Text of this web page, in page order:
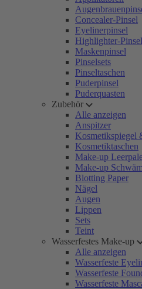
Concealer-Pinsel
Eyelinerpinsel
Highlighter-Pinsel
Maskenpinsel
Pinselsets
Pinseltaschen
Puderpinsel
Puderquasten
Zubehör
Alle anzeigen
Anspitzer
Kosmetikspiegel
Kosmetiktaschen
Make-up
Make-up
Blotting Paper
Nägel
Augen
Lippen
Sets
Teint
Wasserfestes Make-up
Alle anzeigen
Wasserfeste
Wasserfeste
Wasserfeste